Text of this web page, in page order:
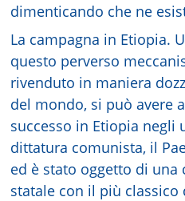
dimenticando che ne
La campagna in Etiopia.
questo perverso
rivenduto in maniera
del mondo, si può avere
successo in Etiopia negli
dittatura comunista, il
ed è stato oggetto di una
statale con il più classico